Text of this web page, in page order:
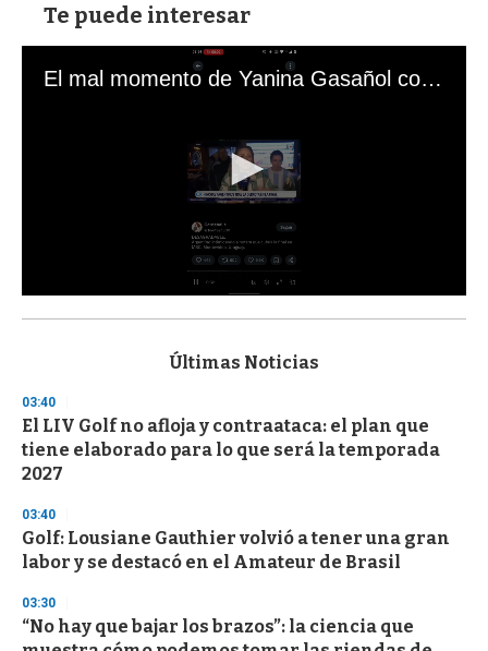
Te puede interesar
El mal momento de Yanina Gasañol con un hincha argentino en "Subrayado"
s
d
s
o
f
3
s
e
c
o
d
s
Últimas Noticias
03:40
El LIV Golf no afloja y contraataca: el plan que
tiene elaborado para lo que será la temporada
2027
03:40
Golf: Lousiane Gauthier volvió a tener una gran
labor y se destacó en el Amateur de Brasil
03:30
“No hay que bajar los brazos”: la ciencia que